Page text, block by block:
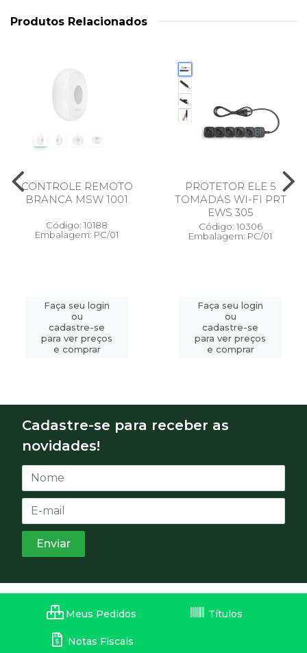
Produtos Relacionados
CONTROLE REMOTO
BRANCA MSW 1001
Código: 10188
Embalagem: PC/01
Faça seu login
ou
cadastre-se
para ver preços
e comprar
PROTETOR ELE 5
TOMADAS WI-FI PRT
EWS 305
Código: 10306
Embalagem: PC/01
Faça seu login
ou
cadastre-se
para ver preços
e comprar
Cadastre-se para receber as
novidades!
Meus Pedidos Títulos
Notas Fiscais